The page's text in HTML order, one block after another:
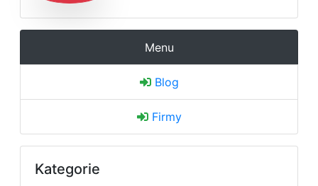
Menu
Blog
Firmy
Kategorie